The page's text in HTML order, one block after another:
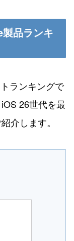
品ランキ
ランキングで
26世代を最
介します。